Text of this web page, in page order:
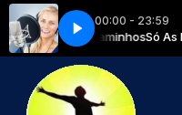
00:00 - 23:59
Rádio CaminhosSó As
- 04 - Cabelo Loiro